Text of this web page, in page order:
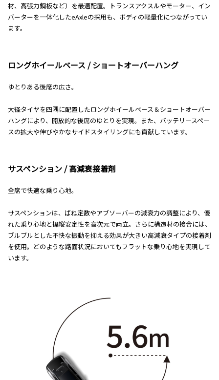
材、高張力鋼板など）を最適配置。トランスアクスルやモーター、イン
バーターを一体化したeAxleの採用も、ボディの軽量化につながってい
ます。
ロングホイールベース / ショートオーバーハング
ゆとりある後席の広さ。
大径タイヤを四隅に配置したロングホイールベース＆ショートオーバー
ハングにより、開放的な後席のゆとりを実現。また、バッテリースペー
スの拡大や伸びやかなサイドスタイリングにも貢献しています。
サスペンション / 高減衰接着剤
全席で快適な乗り心地。
サスペンションは、ばね定数やアブソーバーの減衰力の調整により、優
れた乗り心地と操縦安定性を高次元で両立。さらに構造材の接合には、
ブルブルとした不快な振動を抑える効果が大きい高減衰タイプの接着剤
を使用。どのような路面状況においてもフラットな乗り心地を実現して
います。